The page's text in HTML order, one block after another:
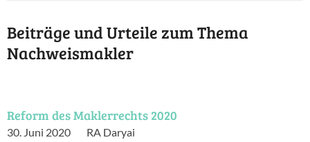
Beiträge und Urteile zum Thema
Nachweismakler
Reform des Maklerrechts 2020
30. Juni 2020 RA Daryai